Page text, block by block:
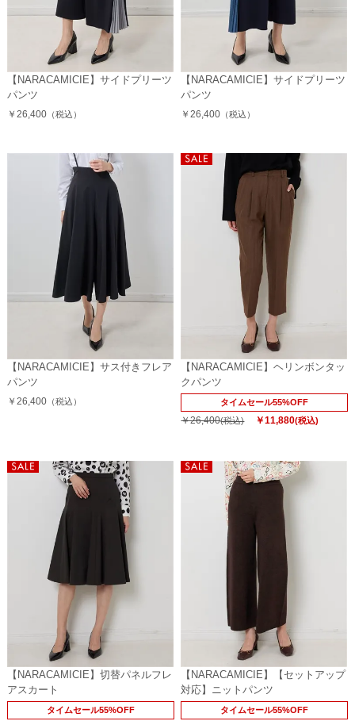
【NARACAMICIE】サイドプリーツ
パンツ
￥26,400（税込）
【NARACAMICIE】サイドプリーツ
パンツ
￥26,400 （税込）
【NARACAMICIE】サス付きフレア
パンツ
￥26,400（税込）
【NARACAMICIE】ヘリンボンタッ
クパンツ
タイムセール55%OFF
￥26,400(税込) ￥11,880(税込)
【NARACAMICIE】切替パネルフレ
アスカート
タイムセール55%OFF
【NARACAMICIE】【セットアップ
対応】ニットパンツ
タイムセール55%OFF